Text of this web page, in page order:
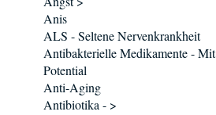
Anis
ALS - Seltene Nervenkrankheit
Antibakterielle Medikamente - Mit
Potential
Anti-Aging
Antibiotika - >